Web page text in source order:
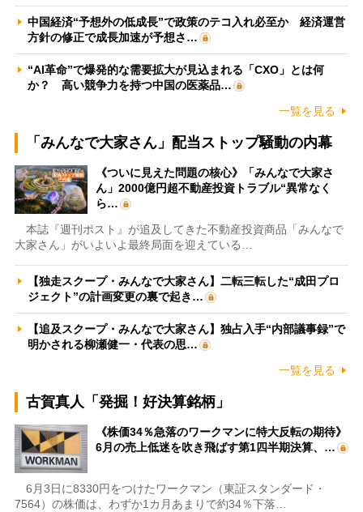
中国経済“予想外の低成長”で政策のテコ入れ必至か 経済運営
方針の修正で成長加速が予想さ…
“AI革命”で爆発的な需要拡大が見込まれる「CXO」とは何
か？ 高い競争力を持つ中国の医薬品…
一覧を見る
「みんなで大家さん」配当ストップ騒動の内幕
《ついに見えた問題の核心》「みんなで大家さ
ん」2000億円超不動産投資トラブル“異常なく
ら…
本誌『週刊ポスト』が追及してきた不動産投資商品「みんなで
大家さん」がいよいよ最終局面を迎えている…
【独走スクープ・みんなで大家さん】二転三転した“成田プロ
ジェクト”の計画変更の裏で起き…
【追及スクープ・みんなで大家さん】独占入手“内部議事録”で
明かされる柳瀬健一・代表の思…
一覧を見る
古賀真人「発掘！好決算銘柄」
《株価34％急落のワークマンに特大反転の期待》
6月の売上低迷を吹き飛ばす第1四半期決算、…
6月3日に8330円をつけたワークマン（東証スタンダード・
7564）の株価は、わずか1カ月あまりで約34％下落…